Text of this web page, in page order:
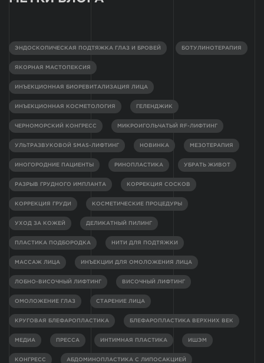
ЭНДОСКОПИЧЕСКАЯ ПОДТЯЖКА ГЛАЗ И БРОВЕЙ БОТУЛИНОТЕРАПИЯ
ЯКОРНАЯ МАСТОПЕКСИЯ
ИНЪЕКЦИОННАЯ БИОРЕВИТАЛИЗАЦИЯ ЛИЦА
ИНЪЕКЦИОННАЯ КОСМЕТОЛОГИЯ ГЕЛЕНДЖИК
ЧЕРНОМОРСКИЙ КОНГРЕСС МИКРОИГОЛЬЧАТЫЙ RF-ЛИФТИНГ
УЛЬТРАЗВУКОВОЙ SMAS-ЛИФТИНГ НОВИНКА МЕЗОТЕРАПИЯ
ИНОГОРОДНИЕ ПАЦИЕНТЫ РИНОПЛАСТИКА УБРАТЬ ЖИВОТ
РАЗРЫВ ГРУДНОГО ИМПЛАНТА КОРРЕКЦИЯ СОСКОВ
КОРРЕКЦИЯ ГРУДИ КОСМЕТИЧЕСКИЕ ПРОЦЕДУРЫ
УХОД ЗА КОЖЕЙ ДЕЛИКАТНЫЙ ПИЛИНГ
ПЛАСТИКА ПОДБОРОДКА НИТИ ДЛЯ ПОДТЯЖКИ
МАССАЖ ЛИЦА ИНЪЕКЦИИ ДЛЯ ОМОЛОЖЕНИЯ ЛИЦА
ЛОБНО-ВИСОЧНЫЙ ЛИФТИНГ ВИСОЧНЫЙ ЛИФТИНГ
ОМОЛОЖЕНИЕ ГЛАЗ СТАРЕНИЕ ЛИЦА
КРУГОВАЯ БЛЕФАРОПЛАСТИКА БЛЕФАРОПЛАСТИКА ВЕРХНИХ ВЕК
МЕДИА ПРЕССА ИНТИМНАЯ ПЛАСТИКА ИШЭМ
КОНГРЕСС АБДОМИНОПЛАСТИКА С ЛИПОСАКЦИЕЙ